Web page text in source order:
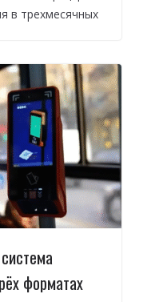
в трехмесячных
форматах